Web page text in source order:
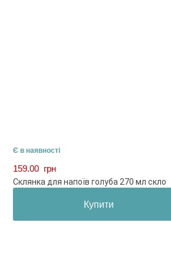
Є в наявності
159.00 грн
Склянка для напоїв голуба 270 мл скло
Купити